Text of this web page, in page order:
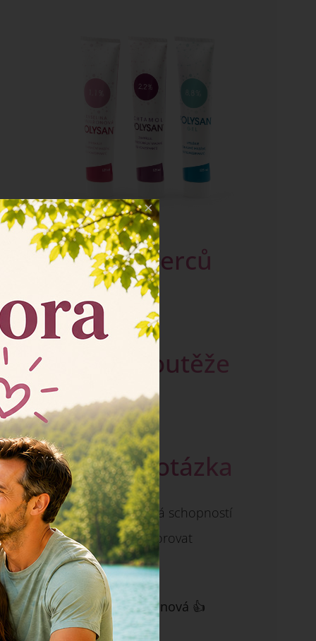
Počet výherců
3 výherci
Termín soutěže
20. 7. - 26. 7. 2026
Soutěžní otázka
Která látka je známá schopností
vázat vodu a podporovat
hydrataci pokožky?
a) Kyselina hyaluronová 👍
b) Vitamin B12
×